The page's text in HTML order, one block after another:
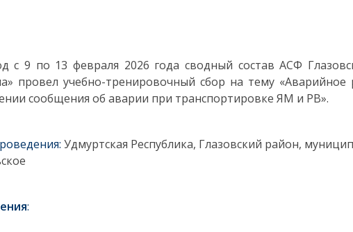
с 9 по 13 февраля 2026 года сводный состав АСФ
провел учебно-тренировочный сбор на тему
сообщения об аварии при транспортировке ЯМ и РВ».
Удмуртская Республика, Глазовский район,
: